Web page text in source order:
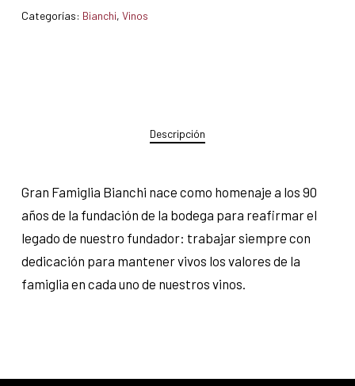
Categorías: Bianchi, Vinos
Descripción
Gran Famiglia Bianchi nace como homenaje a los 90
años de la fundación de la bodega para reafirmar el
legado de nuestro fundador: trabajar siempre con
dedicación para mantener vivos los valores de la
famiglia en cada uno de nuestros vinos.